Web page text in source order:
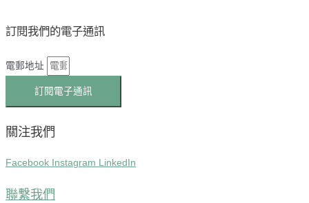
訂閱我們的電子通訊
電郵地址
訂閱電子通訊
關注我們
Facebook Instagram LinkedIn
聯繫我們